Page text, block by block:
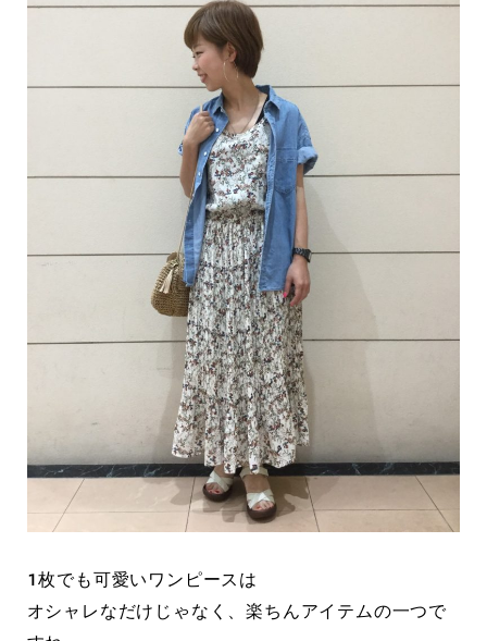
１枚でも可愛いワンピースは
オシャレなだけじゃなく、楽ちんアイテムの一つで